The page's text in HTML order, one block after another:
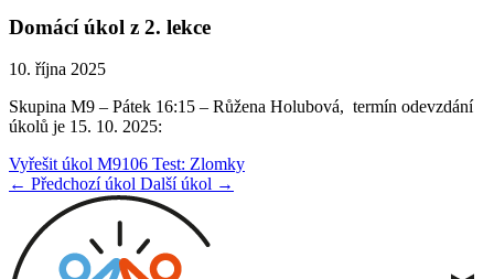
Domácí úkol z 2. lekce
10. října 2025
Skupina M9 – Pátek 16:15 – Růžena Holubová, termín odevzdání
úkolů je 15. 10. 2025:
Vyřešit úkol M9106 Test: Zlomky
← Předchozí úkol Další úkol →